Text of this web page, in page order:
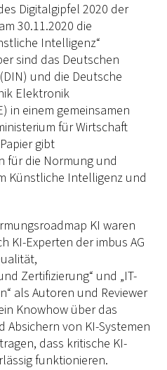
Digitalgipfel 2020 der
30.11.2020 die
Intelligenz“
sind das Deutschen
und die Deutsche
Elektronik
in einem gemeinsamen
für Wirtschaft
gibt
für die Normung und
Künstliche Intelligenz und
KI waren
KI-Experten der imbus AG
Zertifizierung“ und „IT-
als Autoren und Reviewer
Knowhow über das
Absichern von KI-Systemen
dass kritische KI-
funktionieren.